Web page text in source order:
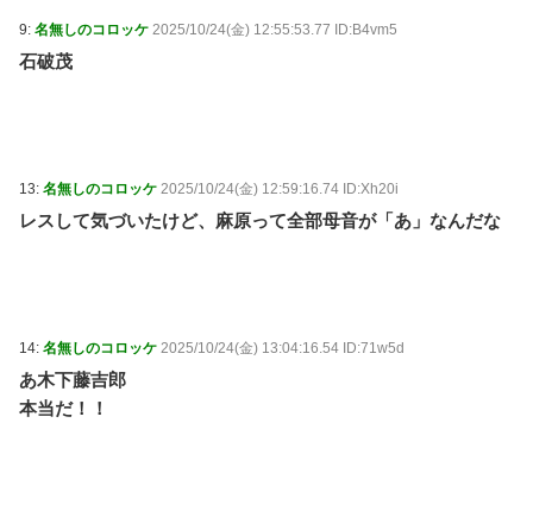
9: 名無しのコロッケ 2025/10/24(金) 12:55:53.77 ID:B4vm5
石破茂
13: 名無しのコロッケ 2025/10/24(金) 12:59:16.74 ID:Xh20i
レスして気づいたけど、麻原って全部母音が「あ」なんだな
14: 名無しのコロッケ 2025/10/24(金) 13:04:16.54 ID:71w5d
あ木下藤吉郎
本当だ！！